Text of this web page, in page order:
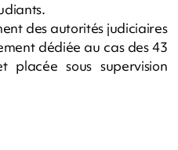
des autorités judiciaires
dédiée au cas des 43
placée sous supervision